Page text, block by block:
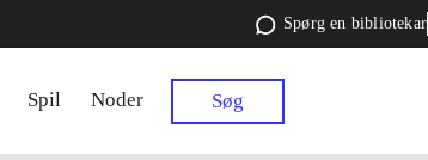
Spørg en bibliotekar
Spil Noder Søg